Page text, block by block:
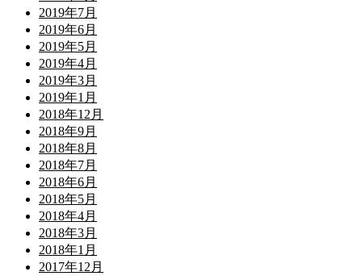
2019年7月
2019年6月
2019年5月
2019年4月
2019年3月
2019年1月
2018年12月
2018年9月
2018年8月
2018年7月
2018年6月
2018年5月
2018年4月
2018年3月
2018年1月
2017年12月